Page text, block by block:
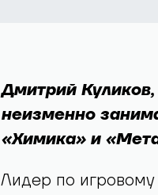
Дмитрий
неизменно
«Химика» и
Лидер по